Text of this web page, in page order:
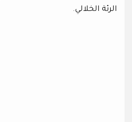
الرئة الخلالي.